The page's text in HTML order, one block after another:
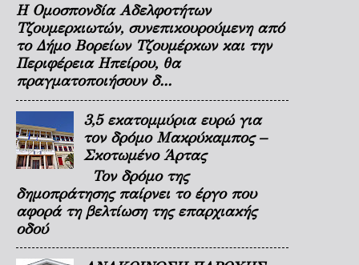
Η Ομοσπονδία Αδελφοτήτων
Τζουμερκιωτών, συνεπικουρούμενη από
το Δήμο Βορείων Τζουμέρκων και την
Περιφέρεια Ηπείρου, θα
πραγματοποιήσουν δ...
3,5 εκατομμύρια ευρώ για
τον δρόμο Μακρύκαμπος –
Σκοτωμένο Άρτας
Τον δρόμο της
δημοπράτησης παίρνει το έργο που
αφορά τη βελτίωση της επαρχιακής
οδού